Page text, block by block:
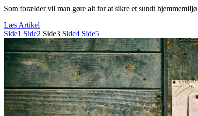
Som forælder vil man gøre alt for at sikre et sundt
Læs Artikel
Side1 Side2 Side3 Side4 Side5